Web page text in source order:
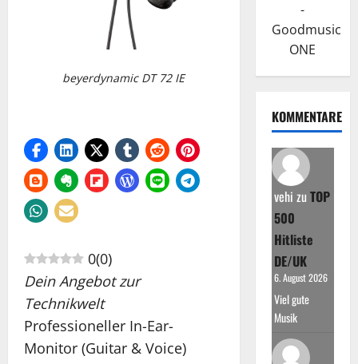
beyerdynamic DT 72 IE
0(0)
Dein Angebot zur
Technikwelt
Professioneller In-Ear-
Monitor (Guitar & Voice)
-
Goodmusic
ONE
KOMMENTARE
vehi zu TOP
500
Hitliste
DE/UK
6. August 2026
Viel gute
Musik